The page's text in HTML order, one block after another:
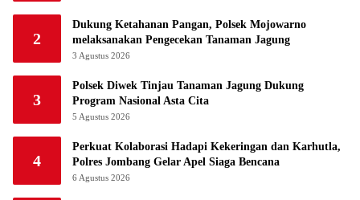
2
Dukung Ketahanan Pangan, Polsek Mojowarno
melaksanakan Pengecekan Tanaman Jagung
3 Agustus 2026
3
Polsek Diwek Tinjau Tanaman Jagung Dukung
Program Nasional Asta Cita
5 Agustus 2026
4
Perkuat Kolaborasi Hadapi Kekeringan dan Karhutla,
Polres Jombang Gelar Apel Siaga Bencana
6 Agustus 2026